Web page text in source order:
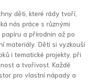
děti, které rády tvoří,
nás práce s různými
a přírodnin až po
materiály. Děti si vyzkouší
i tematické projekty, při
a tvořivost. Každé
pro vlastní nápady a